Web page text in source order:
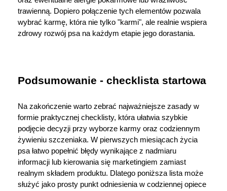
trawienną. Dopiero połączenie tych elementów pozwala
wybrać karmę, która nie tylko "karmi", ale realnie wspiera
zdrowy rozwój psa na każdym etapie jego dorastania.
Podsumowanie - checklista startowa
Na zakończenie warto zebrać najważniejsze zasady w
formie praktycznej checklisty, która ułatwia szybkie
podjęcie decyzji przy wyborze karmy oraz codziennym
żywieniu szczeniaka. W pierwszych miesiącach życia
psa łatwo popełnić błędy wynikające z nadmiaru
informacji lub kierowania się marketingiem zamiast
realnym składem produktu. Dlatego poniższa lista może
służyć jako prosty punkt odniesienia w codziennej opiece